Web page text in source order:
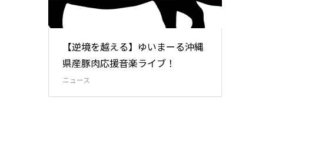
【逆境を越える】ゆいまーる沖縄
県産豚肉応援音楽ライブ！
ニュース